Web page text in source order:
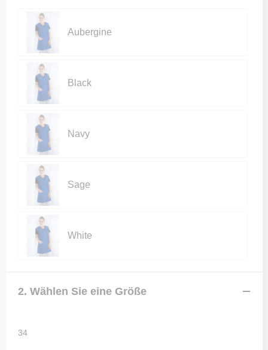
Aubergine
Black
Navy
Sage
White
2. Wählen Sie eine Größe
34